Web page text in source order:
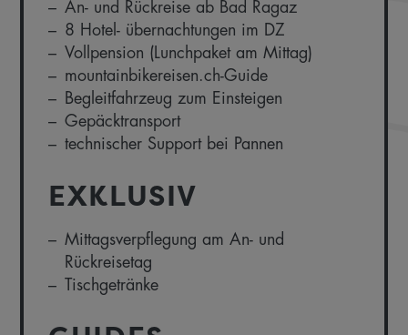
An- und Rückreise ab Bad Ragaz
8 Hotel- übernachtungen im DZ
Vollpension (Lunchpaket am Mittag)
mountainbikereisen.ch-Guide
Begleitfahrzeug zum Einsteigen
Gepäcktransport
technischer Support bei Pannen
EXKLUSIV
Mittagsverpflegung am An- und
Rückreisetag
Tischgetränke